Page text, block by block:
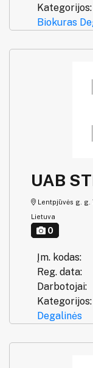
Kategorijos:
Biokuras
UAB
Lentpjūvės g. g.
Lietuva
0
Įm. kodas:
Reg. data:
Darbotojai:
Kategorijos:
Degalinės